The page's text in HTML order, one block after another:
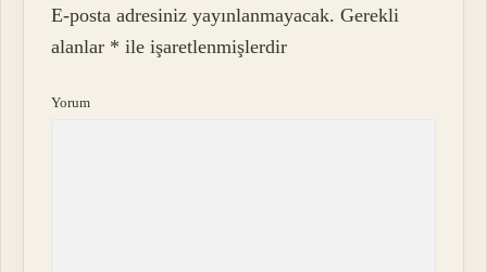
E-posta adresiniz yayınlanmayacak. Gerekli
alanlar * ile işaretlenmişlerdir
Yorum